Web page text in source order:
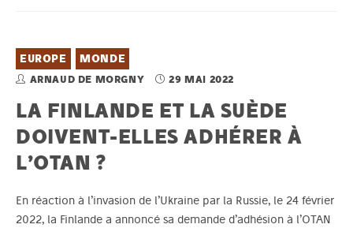
EUROPE MONDE
ARNAUD DE MORGNY 29 MAI 2022
LA FINLANDE ET LA SUÈDE
DOIVENT-ELLES ADHÉRER À
L’OTAN ?
En réaction à l’invasion de l’Ukraine par la Russie, le 24 février
2022, la Finlande a annoncé sa demande d’adhésion à l’OTAN